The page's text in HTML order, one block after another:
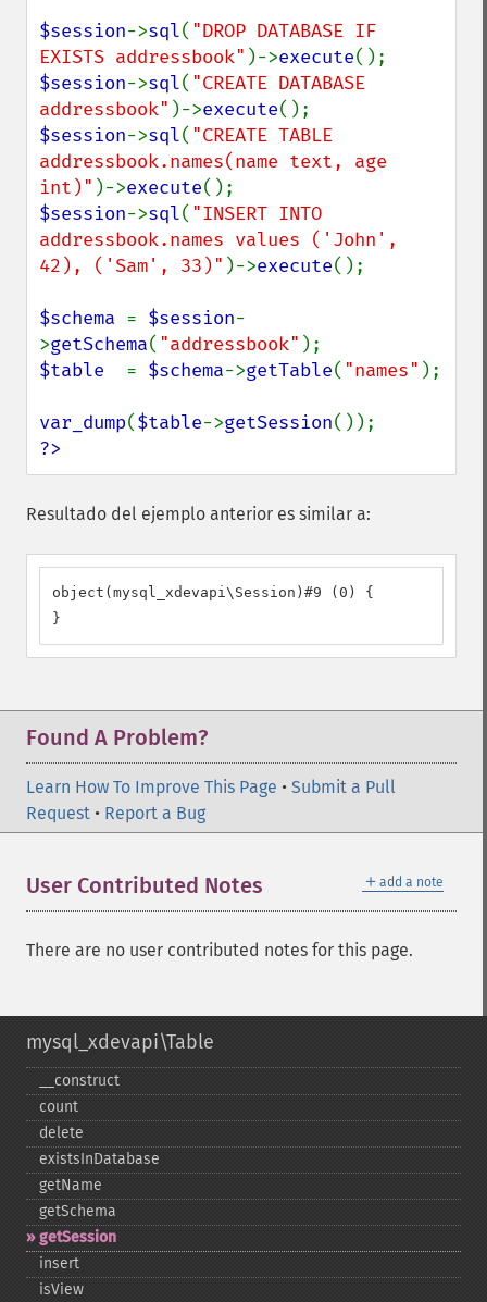
$session->sql( "DROP DATABASE IF
EXISTS addressbook" )->execute
$session->sql( "CREATE DATABASE
addressbook" )->execute
$session->sql( "CREATE TABLE
addressbook.names(name text, age
int)" )->execute
$session->sql( "INSERT INTO
addressbook.names values ('John',
42), ('Sam', 33)" )->execute();
$schema = $session-
>getSchema( "addressbook"
$table = $schema->getTable( "names" );
var_dump($table->getSession
?>
Resultado del ejemplo anterior es similar a:
object(mysql_xdevapi\Session)#9 (0) {
}
Found A Problem?
Learn How To Improve This Page • Submit a Pull
Request • Report a Bug
＋ add a note
User Contributed Notes
There are no user contributed notes for this page.
mysql_xdevapi\Table
_​_​construct
count
delete
existsInDatabase
getName
getSchema
getSession
insert
isView